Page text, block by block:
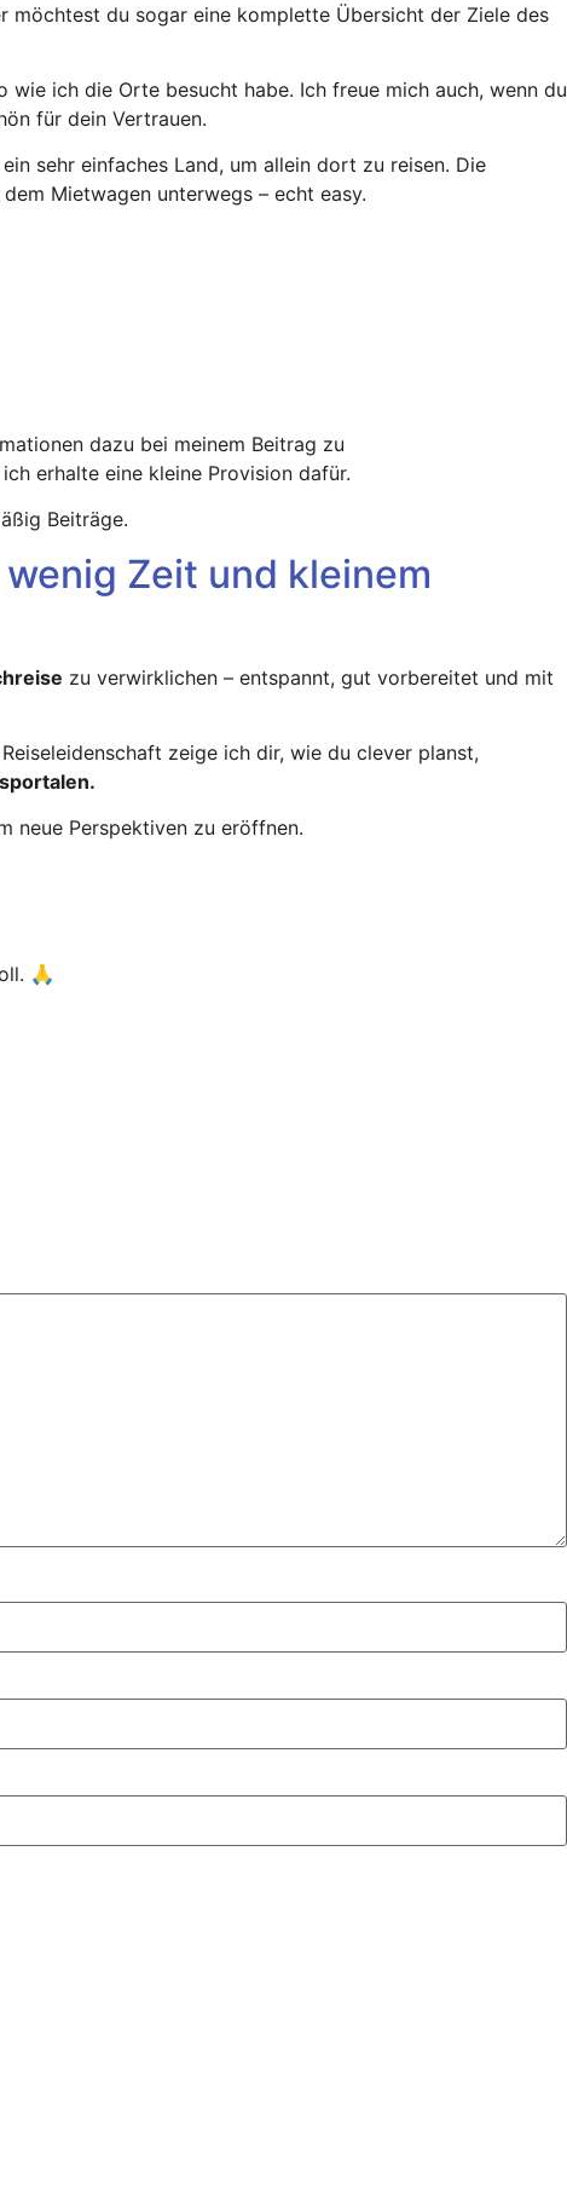
möchtest du sogar eine komplette Übersicht der Ziele des
ich die Orte besucht habe. Ich freue mich auch, wenn du
für dein Vertrauen.
sehr einfaches Land, um allein dort zu reisen. Die
Mietwagen unterwegs – echt easy.
dazu bei meinem Beitrag zu
erhalte eine kleine Provision dafür.
Beiträge.
Zeit und kleinem
zu verwirklichen – entspannt, gut vorbereitet und mit
zeige ich dir, wie du clever planst,
neue Perspektiven zu eröffnen.
🙏